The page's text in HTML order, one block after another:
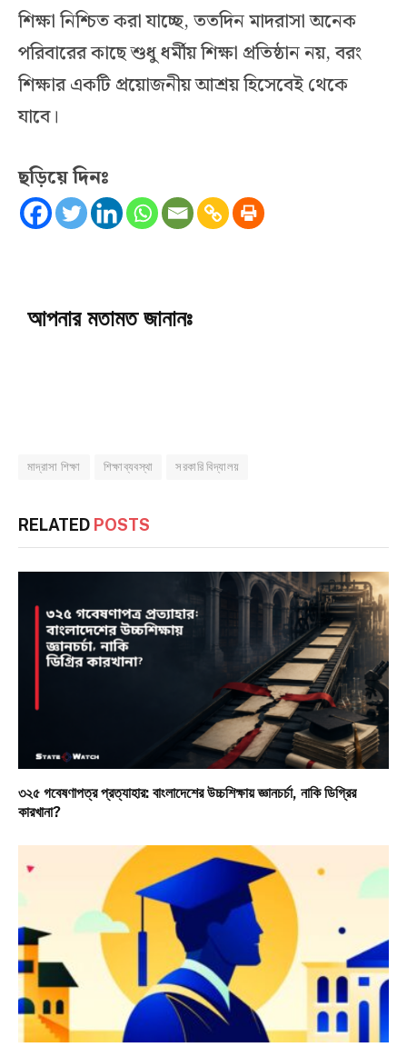
শিক্ষা নিশ্চিত করা যাচ্ছে, ততদিন মাদরাসা অনেক
পরিবারের কাছে শুধু ধর্মীয় শিক্ষা প্রতিষ্ঠান নয়, বরং
শিক্ষার একটি প্রয়োজনীয় আশ্রয় হিসেবেই থেকে
যাবে।
ছড়িয়ে দিনঃ
আপনার মতামত জানানঃ
মাদ্রাসা শিক্ষা শিক্ষাব্যবস্থা সরকারি বিদ্যালয়
RELATED POSTS
৩২৫ গবেষণাপত্র প্রত্যাহার: বাংলাদেশের উচ্চশিক্ষায় জ্ঞানচর্চা, নাকি ডিগ্রির
কারখানা?